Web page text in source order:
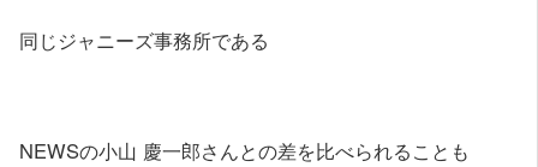
同じジャニーズ事務所である
NEWSの小山 慶一郎さんとの差を比べられることも